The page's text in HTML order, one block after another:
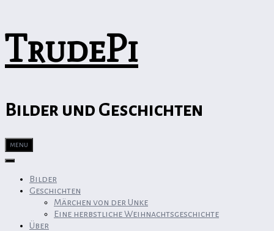
TrudePi
Bilder und Geschichten
menu
Bilder
Geschichten
Märchen von der Unke
Eine herbstliche Weihnachtsgeschichte
Über